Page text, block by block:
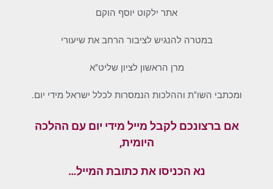
אתר ילקוט יוסף הוקם
במטרה להנגיש לציבור הרחב את שיעורי
מרן הראשון לציון שליט"א
ומכתבי השו"ת וההלכות הנמסרות לכלל ישראל מידי יום.
אם ברצונכם לקבל מייל מידי יום עם ההלכה
היומית,
נא הכניסו את כתובת המייל…